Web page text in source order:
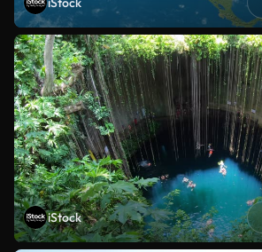
iStock